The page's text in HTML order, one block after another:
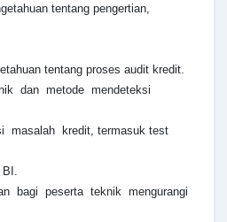
tentang pengertian,
tentang proses audit kredit.
dan metode mendeteksi
masalah kredit, termasuk test
bagi peserta teknik mengurangi